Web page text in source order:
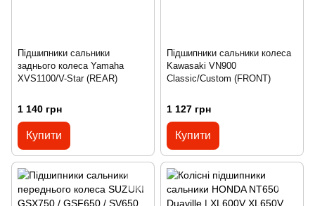
Підшипники сальники
заднього колеса Yamaha
XVS1100/V-Star (REAR)
1 140 грн
Купити
Підшипники сальники колеса
Kawasaki VN900
Classic/Custom (FRONT)
1 127 грн
Купити